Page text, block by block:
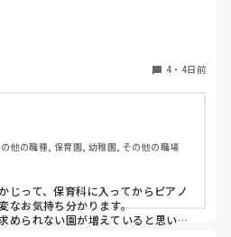
じめて見たと言われる始末です🥲︎
けないと考えるだけでゾッとし
4 ・ 4日前
他の職種, 保育園, 幼稚園, その他の職場
じって、保育科に入ってからピアノ
なお気持ち分かります。
められない園が増えていると思いま